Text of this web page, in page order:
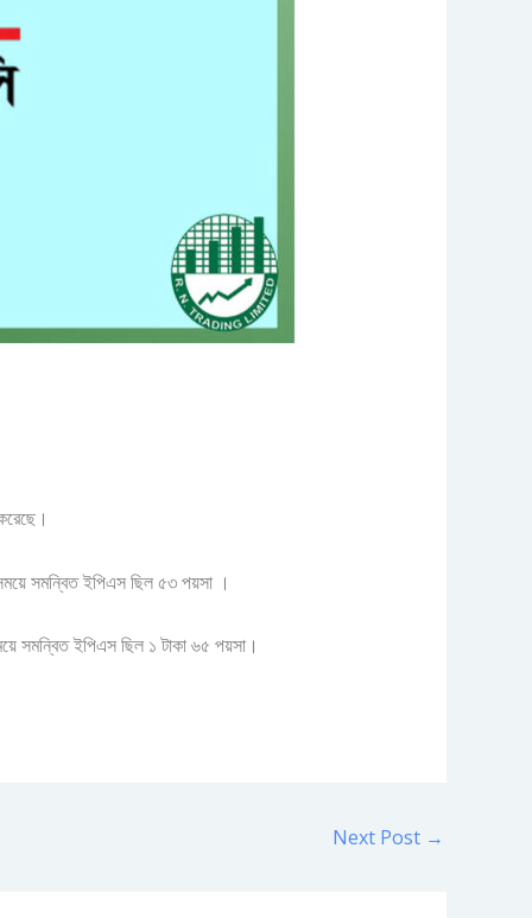
সমন্বিত ইপিএস ছিল ৫৩ পয়সা ।
সমন্বিত ইপিএস ছিল ১ টাকা ৬৫ পয়সা।
Next Post →